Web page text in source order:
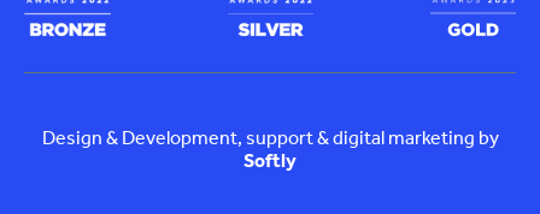
Design & Development, support & digital marketing by
Softly